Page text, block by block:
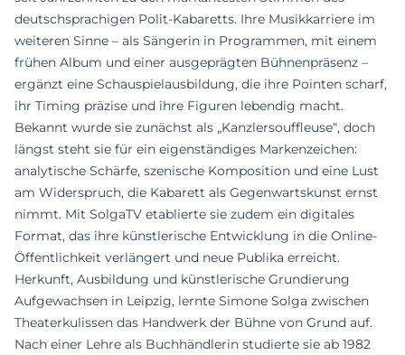
deutschsprachigen Polit-Kabaretts. Ihre Musikkarriere im
weiteren Sinne – als Sängerin in Programmen, mit einem
frühen Album und einer ausgeprägten Bühnenpräsenz –
ergänzt eine Schauspielausbildung, die ihre Pointen scharf,
ihr Timing präzise und ihre Figuren lebendig macht.
Bekannt wurde sie zunächst als „Kanzlersouffleuse“, doch
längst steht sie für ein eigenständiges Markenzeichen:
analytische Schärfe, szenische Komposition und eine Lust
am Widerspruch, die Kabarett als Gegenwartskunst ernst
nimmt. Mit SolgaTV etablierte sie zudem ein digitales
Format, das ihre künstlerische Entwicklung in die Online-
Öffentlichkeit verlängert und neue Publika erreicht.
Herkunft, Ausbildung und künstlerische Grundierung
Aufgewachsen in Leipzig, lernte Simone Solga zwischen
Theaterkulissen das Handwerk der Bühne von Grund auf.
Nach einer Lehre als Buchhändlerin studierte sie ab 1982